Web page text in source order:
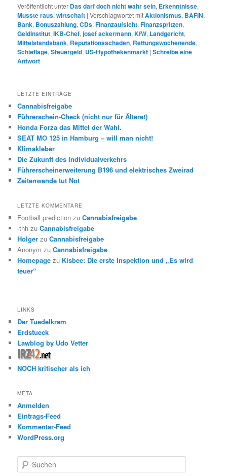
Veröffentlicht unter Das darf doch nicht wahr sein, Erkenntnisse,
Musste raus,wirtschaft |Verschlagwortet mitAktionismus, BAFIN,
Bank, Bonuszahlung,CDs,Finanzaufsicht,Finanzspritzen,
Geldinstitut,IKB-Chef,josef ackermann,KfW, Landgericht,
Mittelstandsbank, Reputationsschaden, Rettungswochenende,
Schieflage,Steuergeld, US-Hypothekenmarkt |Schreibe eine
Antwort
LETZTE EINTRÄGE
Cannabisfreigabe
Führerschein-Check (nicht nur für Ältere!)
Honda Forza das Mittel der Wahl.
SEAT MO 125 in Hamburg – will man nicht!
Klimakleber
Die Zukunft des Individualverkehrs
Führerscheinerweiterung B196 und elektrisches Zweirad
Zeitenwende tut Not
LETZTE KOMMENTARE
Football prediction zuCannabisfreigabe
-thh zuCannabisfreigabe
Holger zuCannabisfreigabe
Anonym zuCannabisfreigabe
Homepage zu Kisbee: Die erste Inspektion und „Es wird
teuer“
LINKS
Der Tuedelkram
Erdstueck
Lawblog by Udo Vetter
NOCH kritischer als ich
META
Anmelden
Eintrags-Feed
Kommentar-Feed
WordPress.org
u